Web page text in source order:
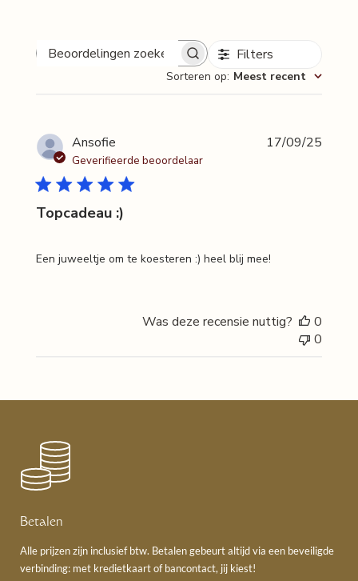
Sierraden die een ziel hebben. Haar project is dan ook opgebouwd
vanuit die waarden: het artisanale, het handgemaakte, lokale
economie, duurzaamheid, menselijkheid en authenticiteit. Alles klopt
Beoordelingen
Filters
Sorteren op: Meest recent
Ansofie
Geverifieerde beoordelaar
Topcadeau :)
Een juweeltje om te koesteren :) heel blij mee!
17/09/25
Was deze recensie nuttig?
0
0
Betalen
Alle prijzen zijn inclusief btw. Betalen gebeurt altijd via een beveiligde
verbinding: met kredietkaart of bancontact, jij kiest!